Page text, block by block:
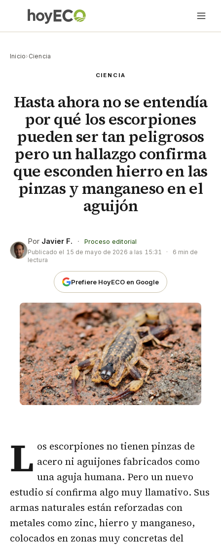
Inicio› Ciencia
CIENCIA
Hasta ahora no se entendía
por qué los escorpiones
pueden ser tan peligrosos
pero un hallazgo confirma
que esconden hierro en las
pinzas y manganeso en el
aguijón
Por Javier F. ·
Proceso editorial
Publicado el 15 de mayo de 2026 a las 15:31 ·
6 min de
lectura
Prefiere HoyECO en Google
L os escorpiones no tienen pinzas de
acero ni aguijones fabricados como
una aguja humana. Pero un nuevo
estudio sí confirma algo muy llamativo. Sus
armas naturales están reforzadas con
metales como zinc, hierro y manganeso,
colocados en zonas muy concretas del